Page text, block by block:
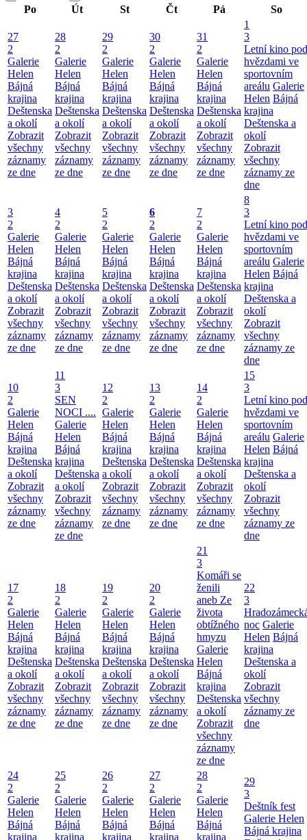
Po
Út St Čt Pá So
27
2
Galerie
Helen
Bájná
krajina
Deštenska
a okolí
Zobrazit
všechny
záznamy
ze dne
28
2
Galerie
Helen
Bájná
krajina
Deštenska
a okolí
Zobrazit
všechny
záznamy
ze dne
29
2
Galerie
Helen
Bájná
krajina
Deštenska
a okolí
Zobrazit
všechny
záznamy
ze dne
30
2
Galerie
Helen
Bájná
krajina
Deštenska
a okolí
Zobrazit
všechny
záznamy
ze dne
31
2
Galerie
Helen
Bájná
krajina
Deštenska
a okolí
Zobrazit
všechny
záznamy
ze dne
1
3
Letní kino pod
hvězdami ve
sportovním
areálu Galerie
Helen Bájná
krajina
Deštenska a
okolí
Zobrazit
všechny
záznamy ze
dne
3
2
Galerie
Helen
Bájná
krajina
Deštenska
a okolí
Zobrazit
všechny
záznamy
ze dne
4
2
Galerie
Helen
Bájná
krajina
Deštenska
a okolí
Zobrazit
všechny
záznamy
ze dne
5
2
Galerie
Helen
Bájná
krajina
Deštenska
a okolí
Zobrazit
všechny
záznamy
ze dne
6
2
Galerie
Helen
Bájná
krajina
Deštenska
a okolí
Zobrazit
všechny
záznamy
ze dne
7
2
Galerie
Helen
Bájná
krajina
Deštenska
a okolí
Zobrazit
všechny
záznamy
ze dne
8
3
Letní kino pod
hvězdami ve
sportovním
areálu Galerie
Helen Bájná
krajina
Deštenska a
okolí
Zobrazit
všechny
záznamy ze
dne
10
2
Galerie
Helen
Bájná
krajina
Deštenska
a okolí
Zobrazit
všechny
záznamy
ze dne
11
3
SEN
NOCI ....
Galerie
Helen
Bájná
krajina
Deštenska
a okolí
Zobrazit
všechny
záznamy
ze dne
12
2
Galerie
Helen
Bájná
krajina
Deštenska
a okolí
Zobrazit
všechny
záznamy
ze dne
13
2
Galerie
Helen
Bájná
krajina
Deštenska
a okolí
Zobrazit
všechny
záznamy
ze dne
14
2
Galerie
Helen
Bájná
krajina
Deštenska
a okolí
Zobrazit
všechny
záznamy
ze dne
15
3
Letní kino pod
hvězdami ve
sportovním
areálu Galerie
Helen Bájná
krajina
Deštenska a
okolí
Zobrazit
všechny
záznamy ze
dne
17
2
Galerie
Helen
Bájná
krajina
Deštenska
a okolí
Zobrazit
všechny
záznamy
ze dne
18
2
Galerie
Helen
Bájná
krajina
Deštenska
a okolí
Zobrazit
všechny
záznamy
ze dne
19
2
Galerie
Helen
Bájná
krajina
Deštenska
a okolí
Zobrazit
všechny
záznamy
ze dne
20
2
Galerie
Helen
Bájná
krajina
Deštenska
a okolí
Zobrazit
všechny
záznamy
ze dne
21
3
Komáři se
ženili
aneb Ze
života
obtížného
hmyzu
Galerie
Helen
Bájná
krajina
Deštenska
a okolí
Zobrazit
všechny
záznamy
ze dne
22
3
noc Galerie
Helen Bájná
krajina
Deštenska a
okolí
Zobrazit
všechny
záznamy ze
dne
24
2
Galerie
Helen
Bájná
krajina
25
2
Galerie
Helen
Bájná
krajina
26
2
Galerie
Helen
Bájná
krajina
27
2
Galerie
Helen
Bájná
krajina
28
2
Galerie
Helen
Bájná
krajina
29
3
Deštník fest
Galerie Helen
Bájná krajina